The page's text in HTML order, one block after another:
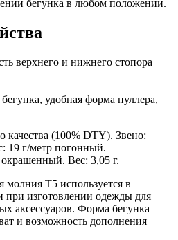
бегунка в любом положении.
верхнего и нижнего стопора
удобная форма пуллера,
качества (100% DTY). Звено:
19 г/метр погонный.
Вес: 3,05 г.
молния Т5 используется в
изготовлении одежды для
аксессуаров. Форма бегунка
и возможность дополнения